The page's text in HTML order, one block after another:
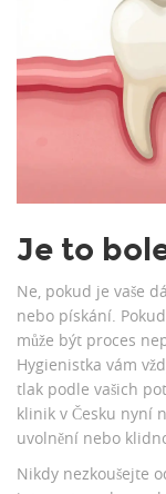
Je to
Ne, pokud je vaše
nebo pískání.
může být proces
Hygienistka vám
tlak podle vašich
klinik v Česku nyní
uvolnění nebo
Nikdy nezkoušejte